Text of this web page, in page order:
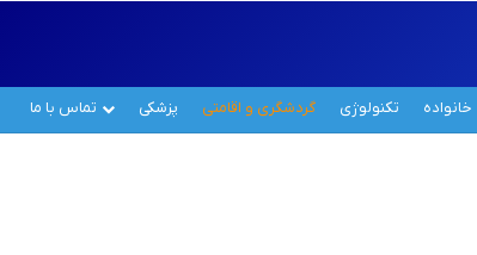
خانواده تکنولوژی گردشگری و اقامتی پزشکی تماس با ما